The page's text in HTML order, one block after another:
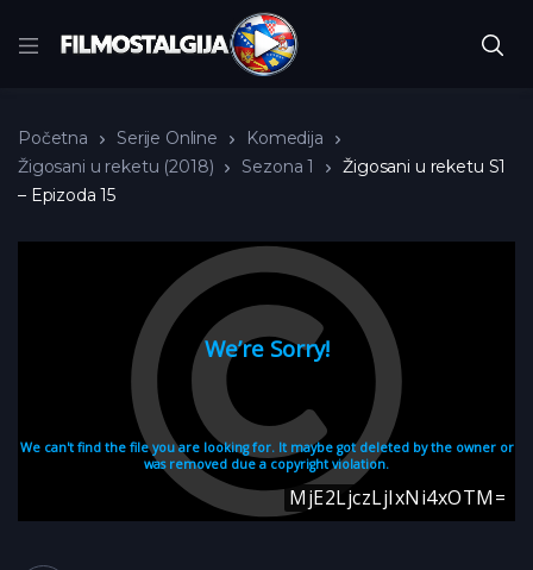
Početna Serije Online
Komedija
Žigosani u reketu (2018)
Sezona 1
Žigosani u reketu S1
– Epizoda 15